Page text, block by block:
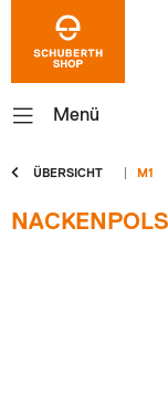
Menü
ÜBERSICHT M1